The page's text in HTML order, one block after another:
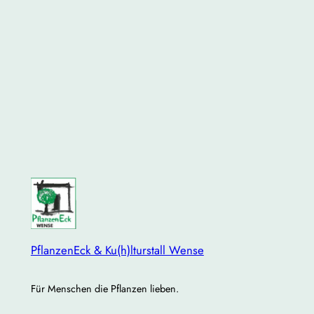
PflanzenEck & Ku(h)lturstall Wense
Für Menschen die Pflanzen lieben.